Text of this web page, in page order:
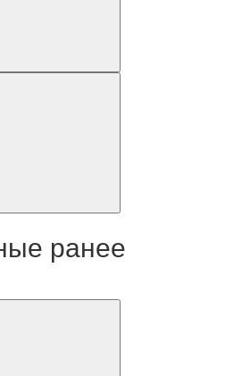
ранее